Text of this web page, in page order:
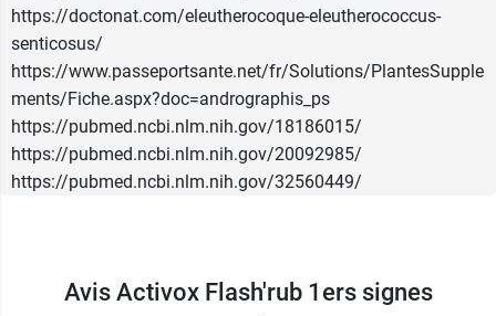
https://doctonat.com/eleutherocoque-eleutherococcus-
senticosus/
https://www.passeportsante.net/fr/Solutions/PlantesSupple
ments/Fiche.aspx?doc=andrographis_ps
https://pubmed.ncbi.nlm.nih.gov/18186015/
https://pubmed.ncbi.nlm.nih.gov/20092985/
https://pubmed.ncbi.nlm.nih.gov/32560449/
Avis Activox Flash'rub 1ers signes